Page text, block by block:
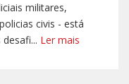
militares,
civis - está
Ler mais